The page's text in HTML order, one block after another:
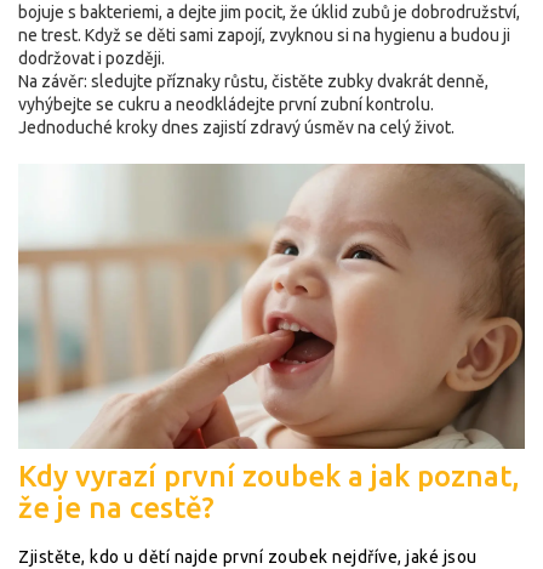
bojuje s bakteriemi, a dejte jim pocit, že úklid zubů je dobrodružství,
ne trest. Když se děti sami zapojí, zvyknou si na hygienu a budou ji
dodržovat i později.
Na závěr: sledujte příznaky růstu, čistěte zubky dvakrát denně,
vyhýbejte se cukru a neodkládejte první zubní kontrolu.
Jednoduché kroky dnes zajistí zdravý úsměv na celý život.
Kdy vyrazí první zoubek a jak poznat,
že je na cestě?
Zjistěte, kdo u dětí najde první zoubek nejdříve, jaké jsou